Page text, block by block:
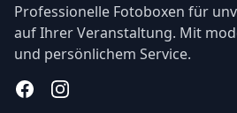
Professionelle Fotoboxen für
auf Ihrer Veranstaltung. Mit
und persönlichem Service.
FacebookInstagram